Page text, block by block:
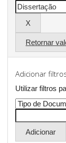
Retornar
Adicionar
Utilizar filtros